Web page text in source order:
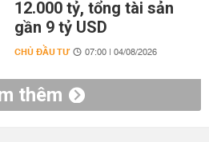
12.000 tỷ, tổng tài sản
gần 9 tỷ USD
CHỦ ĐẦU TƯ 07:00 | 04/08/2026
thêm